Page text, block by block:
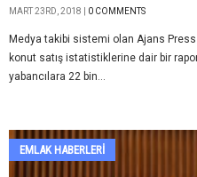
MART 23RD, 2018 | 0 COMMENTS
Medya takibi sistemi olan Ajans Press
konut satış istatistiklerine dair bir
yabancılara 22 bin...
EMLAK HABERLERI